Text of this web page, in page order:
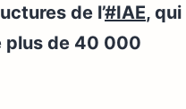
de l’#IAE, qui
plus de 40 000